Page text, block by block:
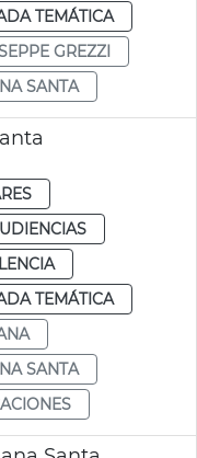
TEMÁTICA
GREZZI
SANTA
TEMÁTICA
SANTA